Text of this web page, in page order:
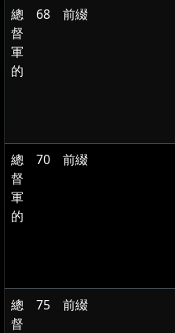
總
督
軍
的
68 前綴
總
督
軍
的
70 前綴
總
督
75 前綴